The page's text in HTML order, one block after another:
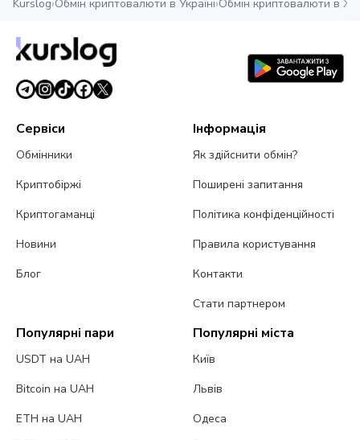
Kurslog›Обмін криптовалюти в Україні›Обмін криптовалюти в
Сервіси
Обмінники
Криптобіржі
Криптогаманці
Новини
Блог
Інформація
Як здійснити обмін?
Поширені запитання
Політика конфіденційності
Правила користування
Контакти
Стати партнером
Популярні пари
USDT на UAH
Bitcoin на UAH
ETH на UAH
Популярні міста
Київ
Львів
Одеса